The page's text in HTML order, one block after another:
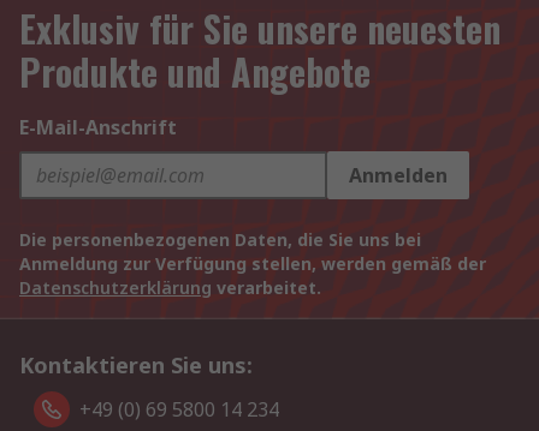
Exklusiv für Sie unsere neuesten
Produkte und Angebote
E-Mail-Anschrift
Anmelden
Die personenbezogenen Daten, die Sie uns bei
Anmeldung zur Verfügung stellen, werden gemäß der
Datenschutzerklärung verarbeitet.
Kontaktieren Sie uns:
+49 (0) 69 5800 14 234